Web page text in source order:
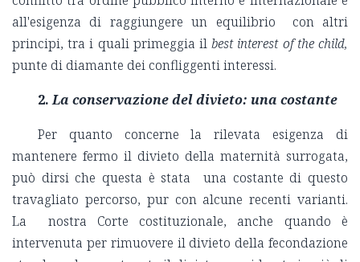
all'esigenza di raggiungere un equilibrio con altri
principi, tra i quali primeggia ilbest interest of the child,
punte di diamante dei confliggenti interessi.
2.La conservazione del divieto: una costante
Per quanto concerne la rilevata esigenza di
mantenere fermo il divieto della maternità surrogata,
può dirsi che questa è stata una costante di questo
travagliato percorso, pur con alcune recenti varianti.
La nostra Corte costituzionale, anche quando è
intervenuta per rimuovere il divieto della fecondazione